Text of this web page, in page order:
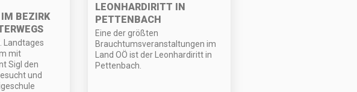
BEZIRK
Landtages
mit
Sigl den
und
LEONHARDIRITT IN
PETTENBACH
Eine der größten
Brauchtumsveranstaltungen im
Land OÖ ist der Leonhardiritt in
Pettenbach.